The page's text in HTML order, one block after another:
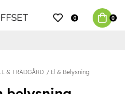
0 0
& TRÄDGÅRD El & Belysning